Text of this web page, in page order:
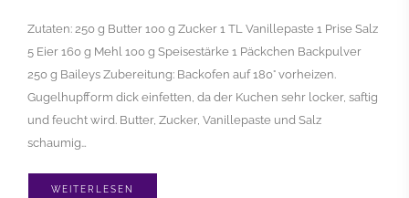
Zutaten: 250 g Butter 100 g Zucker 1 TL Vanillepaste 1 Prise Salz
5 Eier 160 g Mehl 1o0 g Speisestärke 1 Päckchen Backpulver
250 g Baileys Zubereitung: Backofen auf 180° vorheizen.
Gugelhupfform dick einfetten, da der Kuchen sehr locker, saftig
und feucht wird. Butter, Zucker, Vanillepaste und Salz
schaumig…
WEITERLESEN